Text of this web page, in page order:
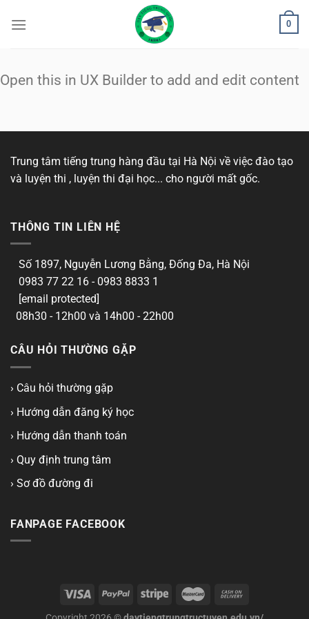
qua
0
Open this in UX Builder to add and edit content
Trung tâm tiếng trung hàng đầu tại Hà Nội về việc đào tạo
và luyện thi , luyện thi đại học... cho người mất gốc.
THÔNG TIN LIÊN HỆ
Số 1897, Nguyễn Lương Bằng, Đống Đa, Hà Nội
0983 77 22 16 - 0983 8833 1
[email protected]
08h30 - 12h00 và 14h00 - 22h00
CÂU HỎI THƯỜNG GẶP
› Câu hỏi thường gặp
› Hướng dẫn đăng ký học
› Hướng dẫn thanh toán
› Quy định trung tâm
› Sơ đồ đường đi
FANPAGE FACEBOOK